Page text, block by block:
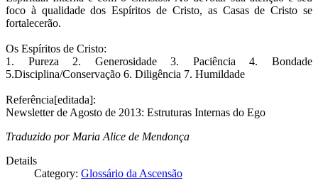
foco à qualidade dos Espíritos de Cristo, as Casas de Cristo se
fortalecerão.
Os Espíritos de Cristo:
1. Pureza 2. Generosidade 3. Paciência 4. Bondade
5.Disciplina/Conservação 6. Diligência 7. Humildade
Referência[editada]:
Newsletter de Agosto de 2013: Estruturas Internas do Ego
Traduzido por Maria Alice de Mendonça
Details
Category: Glossário da Ascensão